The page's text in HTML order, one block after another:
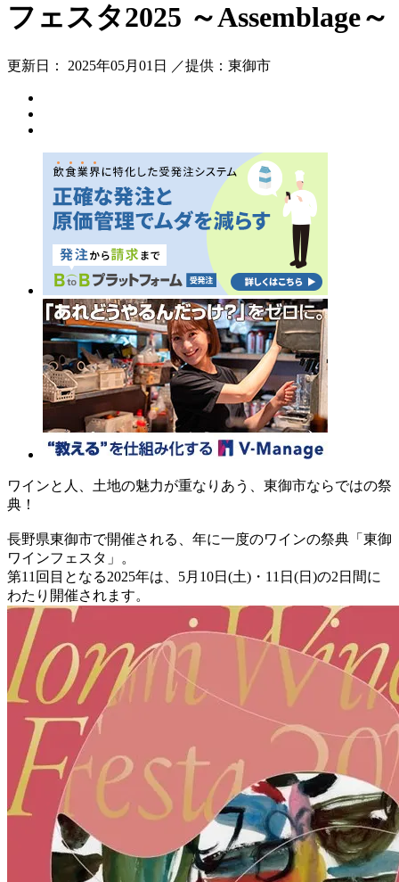
フェスタ2025 ～Assemblage～
更新日： 2025年05月01日 ／提供：東御市
ワインと人、土地の魅力が重なりあう、東御市ならではの祭
典！
長野県東御市で開催される、年に一度のワインの祭典「東御
ワインフェスタ」。
第11回目となる2025年は、5月10日(土)・11日(日)の2日間に
わたり開催されます。